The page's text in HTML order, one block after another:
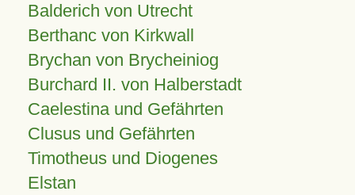
Balderich von Utrecht
Berthanc von Kirkwall
Brychan von Brycheiniog
Burchard II. von Halberstadt
Caelestina und Gefährten
Clusus und Gefährten
Timotheus und Diogenes
Elstan